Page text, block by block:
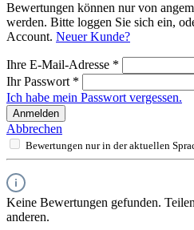
Bewertungen können nur von
werden. Bitte loggen Sie sich ein,
Account. Neuer Kunde?
Ihre E-Mail-Adresse *
Ihr Passwort *
Ich habe mein Passwort vergessen.
Anmelden
Abbrechen
Bewertungen nur in der aktuellen
Keine Bewertungen gefunden.
anderen.